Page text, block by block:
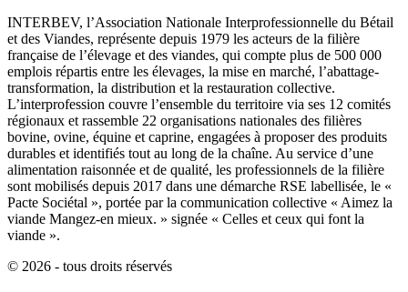
INTERBEV, l’Association Nationale Interprofessionnelle du Bétail
et des Viandes, représente depuis 1979 les acteurs de la filière
française de l’élevage et des viandes, qui compte plus de 500 000
emplois répartis entre les élevages, la mise en marché, l’abattage-
transformation, la distribution et la restauration collective.
L’interprofession couvre l’ensemble du territoire via ses 12 comités
régionaux et rassemble 22 organisations nationales des filières
bovine, ovine, équine et caprine, engagées à proposer des produits
durables et identifiés tout au long de la chaîne. Au service d’une
alimentation raisonnée et de qualité, les professionnels de la filière
sont mobilisés depuis 2017 dans une démarche RSE labellisée, le «
Pacte Sociétal », portée par la communication collective « Aimez la
viande Mangez-en mieux. » signée « Celles et ceux qui font la
viande ».
© 2026 - tous droits réservés